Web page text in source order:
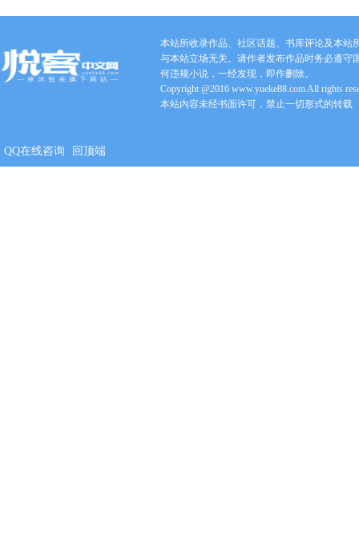
本站所收录作品、社区话题、书库评论及本站
与本站立场无关。请作者发布作品时务必遵守
何违规小说，一经发现，即作删除。
Copyright @2016 www.yueke88.com All rights
本站内容未经书面许可，禁止一切形式的转载
QQ在线咨询 回顶端